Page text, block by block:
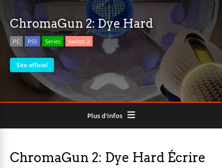
ChromaGun 2: Dye Hard
PC PS5 Series Switch 2
Site officiel
Plus d'infos
ChromaGun 2: Dye Hard Écrire